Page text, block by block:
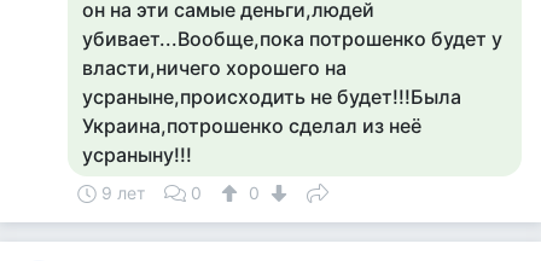
он на эти самые деньги,людей
убивает...Вообще,пока потрошенко будет у
власти,ничего хорошего на
усраныне,происходить не будет!!!Была
Украина,потрошенко сделал из неё
усраныну!!!
9 лет 0 0